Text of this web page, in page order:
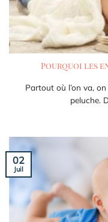
Pourquoi les
Partout où l’on va,
peluche.
02
Juil